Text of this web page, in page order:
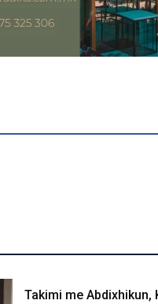
Takimi me Abdixhikun,